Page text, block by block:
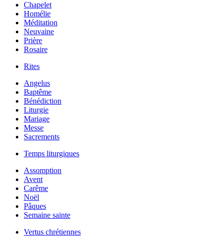
Chapelet
Homélie
Méditation
Neuvaine
Prière
Rosaire
Rites
Angelus
Baptême
Bénédiction
Liturgie
Mariage
Messe
Sacrements
Temps liturgiques
Assomption
Avent
Carême
Noël
Pâques
Semaine sainte
Vertus chrétiennes